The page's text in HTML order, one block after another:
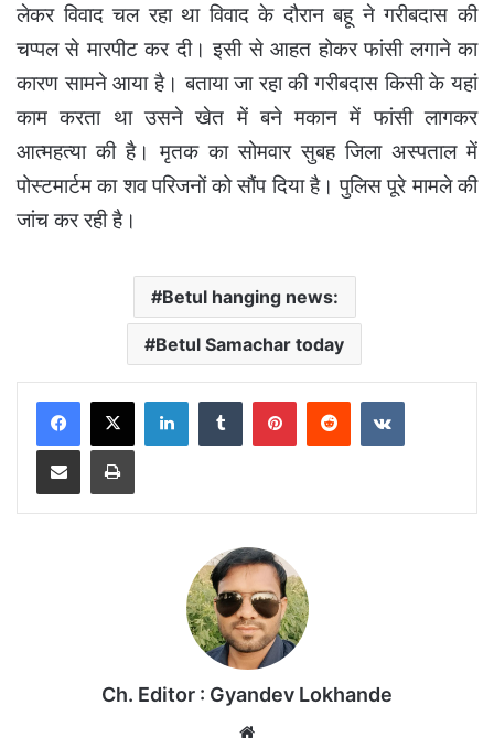
लेकर विवाद चल रहा था विवाद के दौरान बहू ने गरीबदास की
चप्पल से मारपीट कर दी। इसी से आहत होकर फांसी लगाने का
कारण सामने आया है। बताया जा रहा की गरीबदास किसी के यहां
काम करता था उसने खेत में बने मकान में फांसी लागकर
आत्महत्या की है। मृतक का सोमवार सुबह जिला अस्पताल में
पोस्टमार्टम का शव परिजनों को सौंप दिया है। पुलिस पूरे मामले की
जांच कर रही है।
Betul hanging news:
Betul Samachar today
Ch. Editor : Gyandev Lokhande